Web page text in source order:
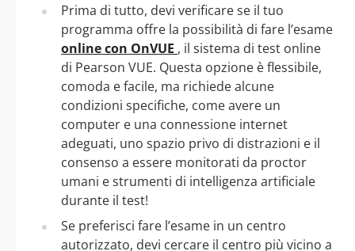
Prima di tutto, devi verificare se il tuo
programma offre la possibilità di fare l’esame
online con OnVUE , il sistema di test online
di Pearson VUE. Questa opzione è flessibile,
comoda e facile, ma richiede alcune
condizioni specifiche, come avere un
computer e una connessione internet
adeguati, uno spazio privo di distrazioni e il
consenso a essere monitorati da proctor
umani e strumenti di intelligenza artificiale
durante il test!
Se preferisci fare l’esame in un centro
autorizzato, devi cercare il centro più vicino a